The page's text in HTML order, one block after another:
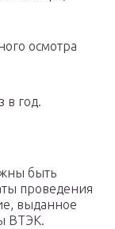
осмотра
в год.
быть
проведения
выданное
ВТЭК.